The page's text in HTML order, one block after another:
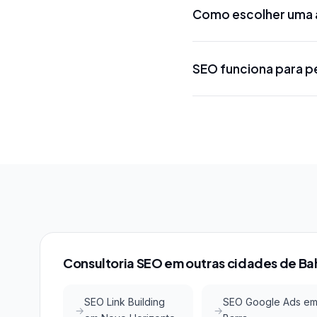
projeto. Projetos
Como escolher uma
conhecimento das
SEO funciona para
Consultoria SEO em outras cidades de
SEO Link Building
SEO Google Ads em